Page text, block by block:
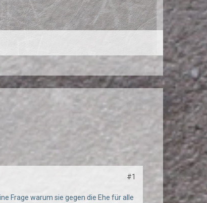
#1
Frage warum sie gegen die Ehe für alle